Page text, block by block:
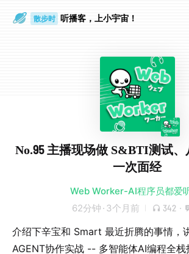
散步时 听播客，上小宇宙！
No.95 主播现场做 S&BTI测试
一次面经
Web Worker-AI程序员都爱
62分钟 · 3个月前 342 ·
介绍下辛宝和 Smart 最近折腾的事情，
AGENT协作实战 -- 多智能体AI编程全栈